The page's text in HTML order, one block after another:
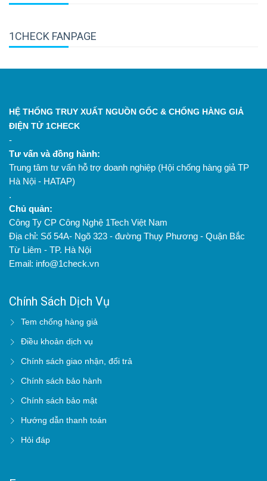
1CHECK FANPAGE
HỆ THỐNG TRUY XUẤT NGUỒN GỐC & CHỐNG HÀNG GIẢ
ĐIỆN TỬ 1CHECK
-
Tư vấn và đồng hành:
Trung tâm tư vấn hỗ trợ doanh nghiệp (Hội chống hàng giả TP
Hà Nội - HATAP)
.
Chủ quản:
Công Ty CP Công Nghệ 1Tech Việt Nam
Địa chỉ: Số 54A- Ngõ 323 - đường Thụy Phương - Quận Bắc
Từ Liêm - TP. Hà Nội
Email: info@1check.vn
Chính Sách Dịch Vụ
Tem chống hàng giả
Điều khoản dịch vụ
Chính sách giao nhận, đổi trả
Chính sách bảo hành
Chính sách bảo mật
Hướng dẫn thanh toán
Hỏi đáp